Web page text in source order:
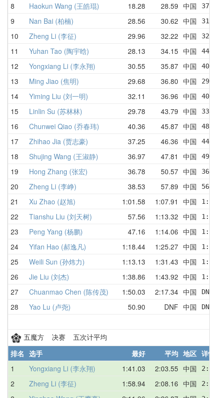
8 Haokun Wang (王皓琨) 18.28 28.59 中国
9 Nan Bai (柏楠) 28.56 30.62 中国
10 Zheng Li (李征) 29.96 32.22 中国
11 Yuhan Tao (陶宇晗) 28.13 34.15 中国
12 Yongxiang Li (李永翔) 30.55 35.87 中国
13 Ming Jiao (焦明) 29.68 36.80 中国
14 Yiming Liu (刘一明) 32.11 36.96 中国
15 Linlin Su (苏林林) 29.78 43.79 中国
16 Chunwei Qiao (乔春玮) 40.36 45.87 中国
17 Zhihao Jia (贾志豪) 37.25 46.36 中国
18 Shujing Wang (王淑静) 36.97 47.81 中国
19 Hong Zhang (张宏) 36.78 50.57 中国
20 Zheng Li (李峥) 38.53 57.89 中国
21 Xu Zhao (赵旭) 1:01.58 1:07.91 中国
22 Tianshu Liu (刘天树) 57.56 1:13.32 中国
23 Peng Yang (杨鹏) 47.16 1:14.06 中国
24 Yifan Hao (郝逸凡) 1:18.44 1:25.27 中国
25 Weili Sun (孙炜力) 1:13.13 1:31.43 中国
26 Jie Liu (刘杰) 1:38.86 1:43.92 中国
27 Chuanmao Chen (陈传茂) 1:50.03 2:17.34 中国
28 Yao Lu (卢尧) 50.90 DNF 中国
五魔方 决赛 五次计平均
排名 选手 最好 平均 地区 详情
1
Yongxiang Li (李永翔) 1:41.03 2:03.55 中国
2 Zheng Li (李征) 1:58.94 2:08.16 中国